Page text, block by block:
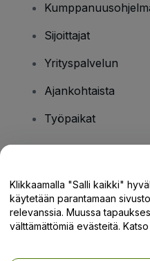
Sijoittajat
Yrityspalvelun
Ajankohtaista
Työpaikat
Tukikeskus / Ota
Klikkaamalla "Salli kaikki"
käytetään parantamaan
relevanssia. Muussa
välttämättömiä evästeitä.